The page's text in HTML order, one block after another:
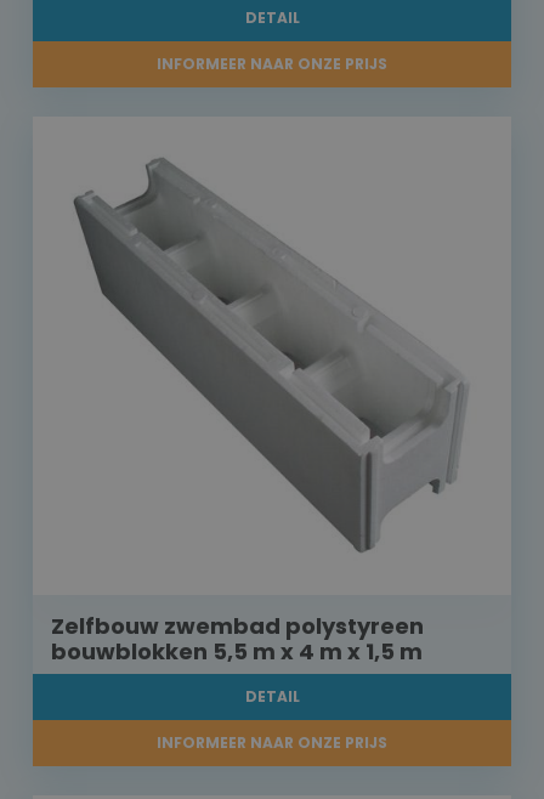
DETAIL
INFORMEER NAAR ONZE PRIJS
Zelfbouw zwembad polystyreen
bouwblokken 5,5 m x 4 m x 1,5 m
DETAIL
INFORMEER NAAR ONZE PRIJS